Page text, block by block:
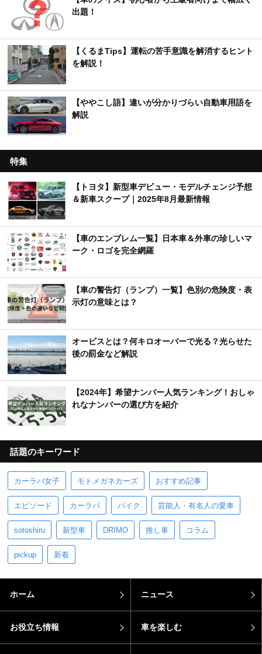
出題！
【くるまTips】運転の苦手意識を解消するヒント
を解説！
【ややこし語】違いが分かりづらい自動車用語を
解説
特集
【トヨタ】新型車デビュー・モデルチェンジ予想
＆新車スクープ｜2025年8月最新情報
【車のエンブレム一覧】日本車＆外車の珍しいマ
ーク・ロゴを完全網羅
【車の警告灯（ランプ）一覧】色別の危険度・表
示灯の意味とは？
オービスとは？何キロオーバーで光る？光らせた
後の罰金など解説
【2024年】希望ナンバー人気ランキング！おしゃ
れなナンバーの選び方を紹介
話題のキーワード
カーラバ女子 モトメガネカーズ おすすめ記事
エピソード カーラバ バイク 芸能人・有名人の愛車
sotoshiru 新型車 DRIMO 推し車 コラム
pickup 新着
ホーム ニュース
お役立ち情報 車を楽しむ